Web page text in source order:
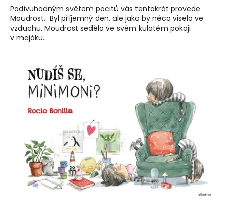
Podivuhodným světem pocitů vás tentokrát provede
Moudrost. Byl příjemný den, ale jako by něco viselo ve
vzduchu. Moudrost seděla ve svém kulatém pokoji
v majáku...